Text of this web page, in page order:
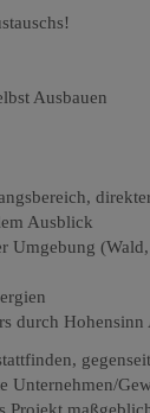
Ausbauen
Ausblick
Umgebung
durch
,
Unternehmen/
Projekt